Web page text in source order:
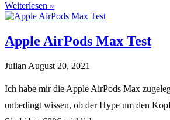
Weiterlesen »
Apple AirPods Max Test
Julian August 20, 2021
Ich habe mir die Apple AirPods Max
unbedingt wissen, ob der Hype um den